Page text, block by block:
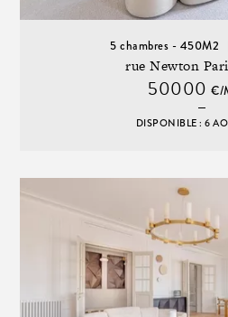
5 chambres - 450M2
rue Newton
50000€/
DISPONIBLE : 6